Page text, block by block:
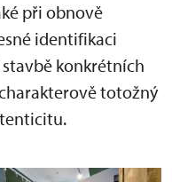
při obnově
identifikaci
konkrétních
totožný